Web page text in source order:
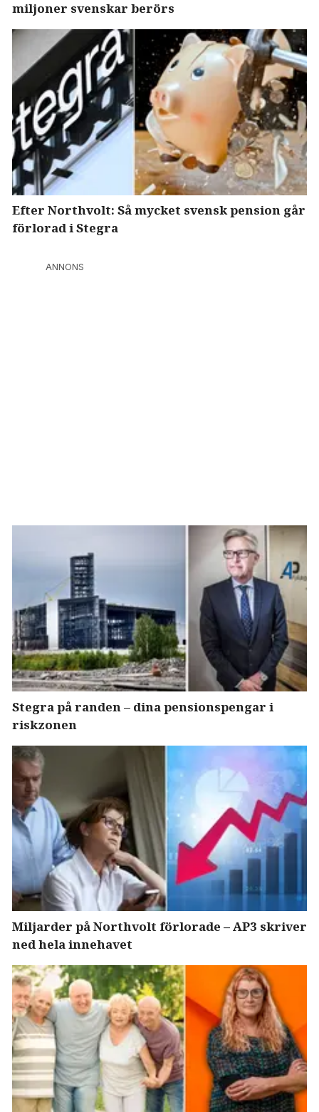
miljoner svenskar berörs
Efter Northvolt: Så mycket svensk pension går
förlorad i Stegra
ANNONS
Stegra på randen – dina pensionspengar i
riskzonen
Miljarder på Northvolt förlorade – AP3 skriver
ned hela innehavet